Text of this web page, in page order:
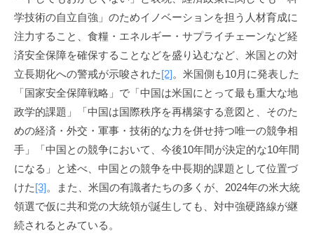
学技術の自立自強」のためイノベーションを担う人材育成に
注力すること、食糧・エネルギー・サプライチェーンなど経
済安全保障を確保することなどを盛り込むなど、米国との対
立長期化への警戒が示唆された [2]。米国側も10月に発表した
「国家安全保障戦略」で「中国は米国にとって最も重大な地
政学的課題」「中国は国際秩序を再構築する意図と、そのた
めの経済・外交・軍事・技術的な力を併せ持つ唯一の競争相
手」「中国との競争において、今後10年間が決定的な10年間
になる」と述べ、中国との競争を中長期的課題として位置づ
けた [3]。また、米国の有識者たちの多くが、2024年の米大統
領選で仮に共和党の大統領が誕生しても、対中強硬路線が継
続されるとみている。